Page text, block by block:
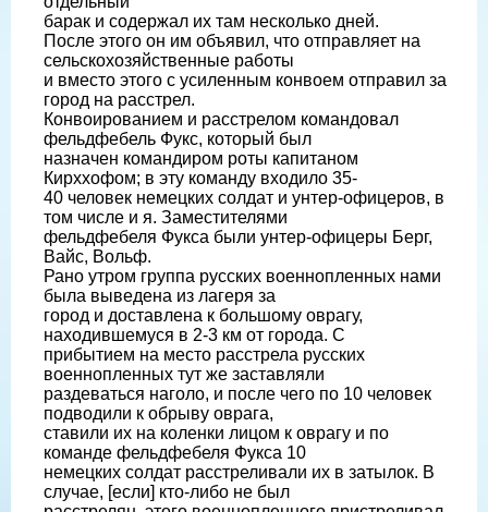
барак и содержал их там несколько дней.
После этого он им объявил, что отправляет на
сельскохозяйственные работы
и вместо этого с усиленным конвоем отправил за
город на расстрел.
Конвоированием и расстрелом командовал
фельдфебель Фукс, который был
назначен командиром роты капитаном
Кирххофом; в эту команду входило 35-
40 человек немецких солдат и унтер-офицеров, в
том числе и я. Заместителями
фельдфебеля Фукса были унтер-офицеры Берг,
Вайс, Вольф.
Рано утром группа русских военнопленных нами
была выведена из лагеря за
город и доставлена к большому оврагу,
находившемуся в 2-3 км от города. С
прибытием на место расстрела русских
военнопленных тут же заставляли
раздеваться наголо, и после чего по 10 человек
подводили к обрыву оврага,
ставили их на коленки лицом к оврагу и по
команде фельдфебеля Фукса 10
немецких солдат расстреливали их в затылок. В
случае, [если] кто-либо не был